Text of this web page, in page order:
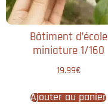
Bâtiment d’école
miniature 1/160
19.99€
Ajouter au panier